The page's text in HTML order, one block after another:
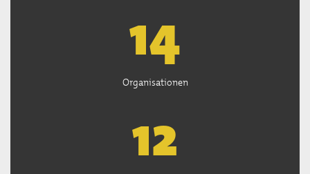
14
Organisationen
13